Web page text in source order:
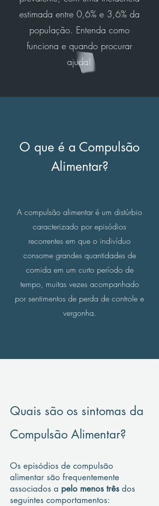
estimada entre 0,6% e 3,6% da
população. Entenda como
funciona e quando procurar
ajuda!
O que é a Compulsão
Alimentar?
A compulsão alimentar é um distúrbio
caracterizado por episódios
recorrentes em que o indivíduo
consome grandes quantidades de
comida em um curto período de
tempo, muitas vezes acompanhado
por sentimentos de perda de controle e
vergonha.
Quais são os sintomas da
Compulsão Alimentar?
Os episódios de compulsão
alimentar são frequentemente
associados a pelo menos três dos
seguintes comportamentos: